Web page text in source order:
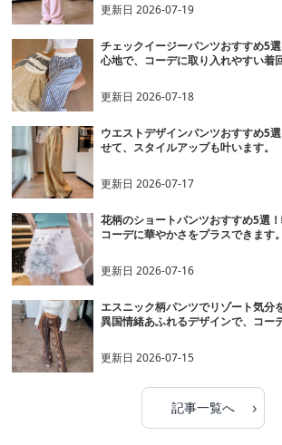
更新日2026-07-19
チェックイージーパンツおすすめ5
心地で、コーデに取り入れやすい着
更新日2026-07-18
ウエストデザインパンツおすすめ5
せて、スタイルアップも叶います。
更新日2026-07-17
花柄のショートパンツおすすめ5選！
コーデに華やかさをプラスできます。
更新日2026-07-16
エスニック柄パンツでリゾート気分
異国情緒あふれるデザインで、コー
更新日2026-07-15
記事一覧へ ›